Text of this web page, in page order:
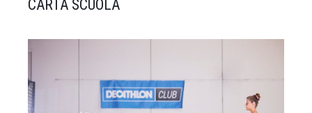
CARTA SCUOLA